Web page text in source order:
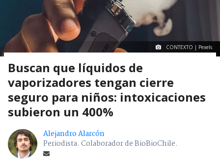
CONTEXTO | Pexels
Buscan que líquidos de
vaporizadores tengan cierre
seguro para niños: intoxicaciones
subieron un 400%
Alejandro Alarcón
Periodista. Colaborador de BioBioChile.